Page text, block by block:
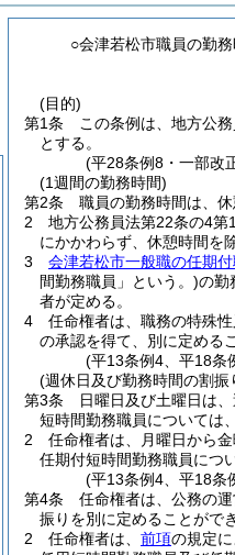
○会津若松市職員の勤
(目的)
第1条
この条例は、地方公
とする。
(平28条例8・一部改
(1週間の勤務時間)
第2条
職員の勤務時間は、
2
地方公務員法第22条の4第
にかかわらず、休憩時間を
3
会津若松市一般職の任期
間勤務職員」という。)の勤
者が定める。
4
任命権者は、職務の特殊
の承認を得て、別に定める
(平13条例4、平18条
(週休日及び勤務時間の割振
第3条
日曜日及び土曜日は
短時間勤務職員については
2
任命権者は、月曜日から
任期付短時間勤務職員につ
(平13条例4、平18条
第4条
任命権者は、公務の
振りを別に定めることができ
2
任命権者は、 前項の規定